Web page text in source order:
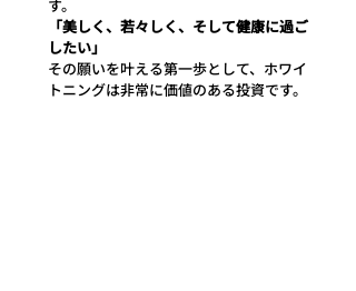
す。
「美しく、若々しく、そして健康に過ご
したい」
その願いを叶える第一歩として、ホワイ
トニングは非常に価値のある投資です。